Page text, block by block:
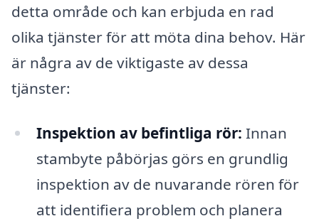
detta område och kan erbjuda en rad
olika tjänster för att möta dina behov. Här
är några av de viktigaste av dessa
tjänster:
Inspektion av befintliga rör: Innan
stambyte påbörjas görs en grundlig
inspektion av de nuvarande rören för
att identifiera problem och planera